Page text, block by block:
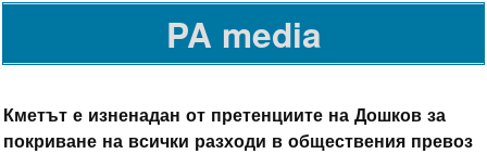
PA media
Кметът е изненадан от претенциите на Дошков за
покриване на всички разходи в обществения превоз